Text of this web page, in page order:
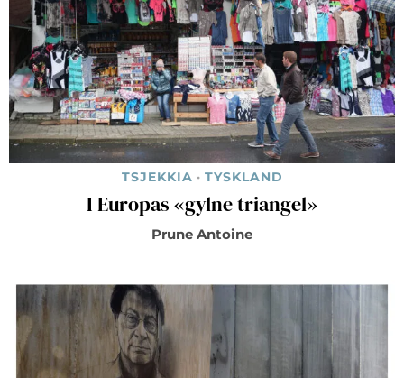
TSJEKKIA · TYSKLAND
I Europas «gylne triangel»
Prune Antoine